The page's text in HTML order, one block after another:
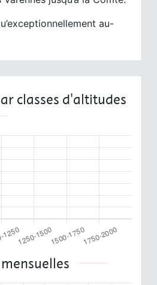
au-
classes d'altitudes